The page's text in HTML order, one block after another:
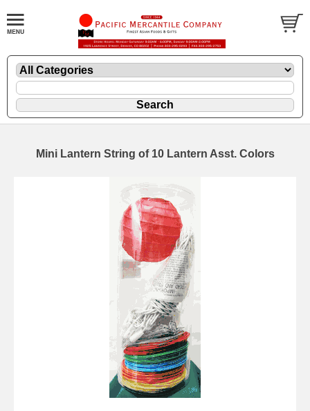
Mini Lantern String of 10 Lantern Asst. Colors